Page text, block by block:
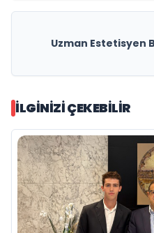
Uzman Estetisyen
İLGINIZI ÇEKEBILIR